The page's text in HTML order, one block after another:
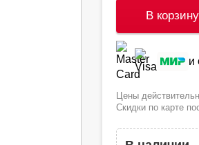
В корзину
и
Цены
Скидки по карте